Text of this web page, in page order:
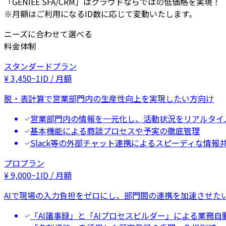
※月額はご利用になるID数に応じて変動いたします。
ニーズに合わせて選べる
料金体制
スタンダードプラン
¥3,450~1ID / 月額
脱・表計算で営業部門内の生産性向上を実現したい方向け
営業部門内の情報を一元化し、活動状況をリアルタ
基本機能による商談プロセスや予実の徹底管理
Slack等の外部チャット連携によるスピーディな情報
プロプラン
¥9,000~1ID / 月額
AIで現場の入力負担をゼロにし、部門間の連携を加速させた
「AI議事録」と「AIプロセスビルダー」による業務自